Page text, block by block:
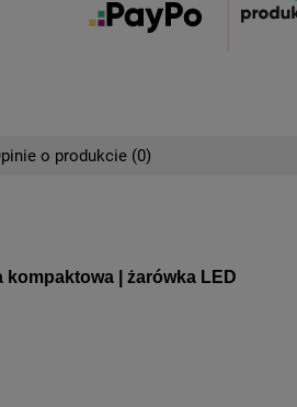
o produkcie (0)
| żarówka LED